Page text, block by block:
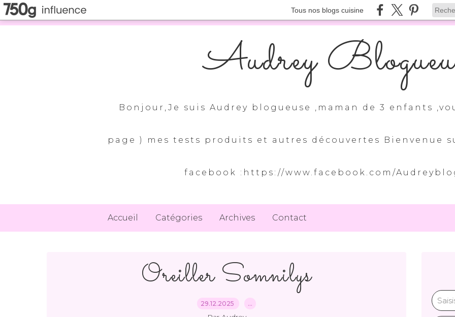
Tous nos blogs cuisine
Audrey
Bonjour,Je suis Audrey blogueuse ,maman de 3 enfants
page ) mes tests produits et autres découvertes Bienvenue
facebook :https://www.facebook.com/
Accueil Catégories Archives Contact
Oreiller Somnilys
29.12.2025 …